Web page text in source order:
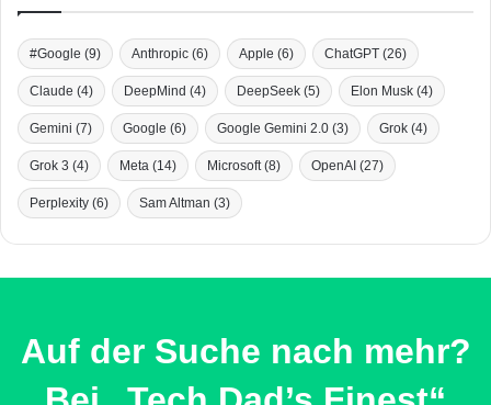
#Google (9) Anthropic (6) Apple (6) ChatGPT (26)
Claude (4) DeepMind (4) DeepSeek (5) Elon Musk (4)
Gemini (7) Google (6) Google Gemini 2.0 (3) Grok (4)
Grok 3 (4) Meta (14) Microsoft(8) OpenAI (27)
Perplexity (6) Sam Altman (3)
Auf der Suche nach mehr?